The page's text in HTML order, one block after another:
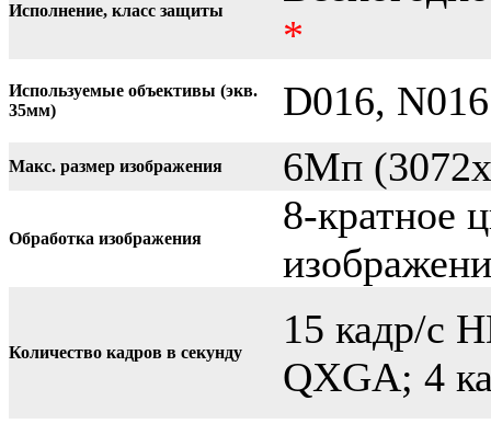
Исполнение, класс защиты
*
Используемые объективы (экв.
35мм)
D016, N016
Макс. размер изображения 6Mп
Обработка изображения
8-кратное
Количество кадров в секунду
15 кадр/с
QXGA; 4